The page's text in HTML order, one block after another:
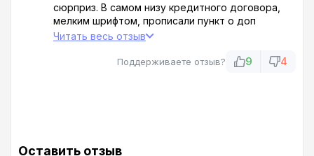
сюрприз. В самом низу кредитного договора,
мелким шрифтом, прописали пункт о доп
услугах на сумму 239 000. Я был в шоке! Ведь я
сказали, что цена окончательная. Теперь не
Читать весь отзыв
Поддерживаете отзыв? 9 4
Оставить отзыв